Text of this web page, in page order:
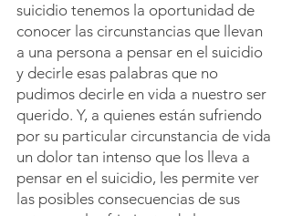
suicidio tenemos la oportunidad de
conocer las circunstancias que llevan
a una persona a pensar en el suicidio
y decirle esas palabras que no
pudimos decirle en vida a nuestro ser
querido. Y, a quienes están sufriendo
por su particular circunstancia de vida
un dolor tan intenso que los lleva a
pensar en el suicidio, les permite ver
las posibles consecuencias de sus